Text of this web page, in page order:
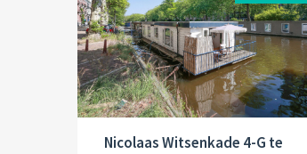
Nicolaas Witsenkade 4-G te